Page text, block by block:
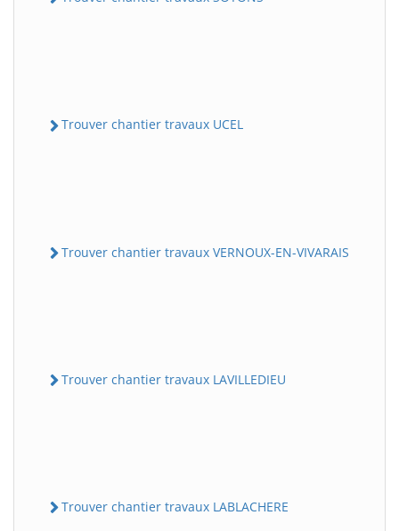
Trouver chantier travaux UCEL
Trouver chantier travaux VERNOUX-EN-VIVARAIS
Trouver chantier travaux LAVILLEDIEU
Trouver chantier travaux LABLACHERE